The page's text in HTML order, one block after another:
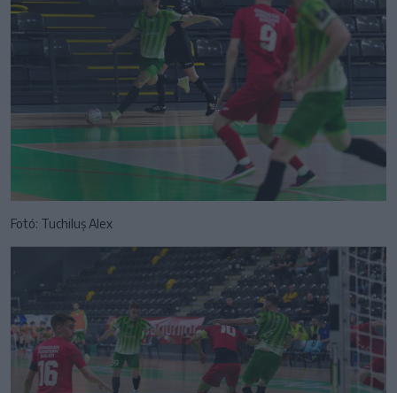
Fotó: Tuchiluș Alex